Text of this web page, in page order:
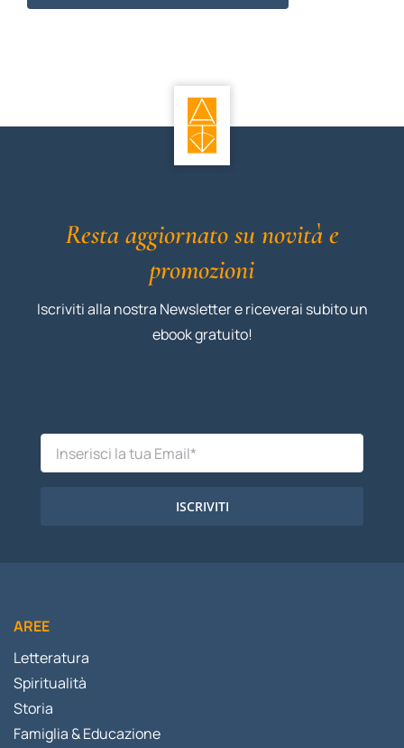
Resta aggiornato su novità e
promozioni
Iscriviti alla nostra Newsletter e riceverai subito un
ebook gratuito!
ISCRIVITI
AREE
Letteratura
Spiritualità
Storia
Famiglia & Educazione